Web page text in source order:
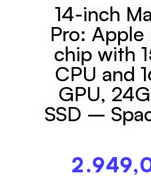
14-inch
Pro: Apple
chip with
CPU and
GPU,
SSD –